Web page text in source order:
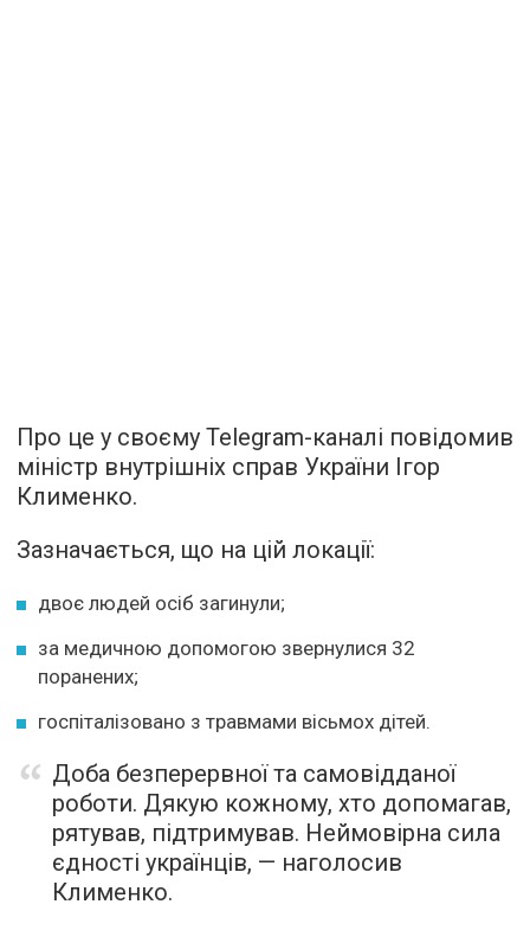
Про це у своєму Telegram-каналі повідомив
міністр внутрішніх справ України Ігор
Клименко.
Зазначається, що на цій локації:
двоє людей осіб загинули;
за медичною допомогою звернулися 32
поранених;
госпіталізовано з травмами вісьмох дітей.
Доба безперервної та самовідданої
роботи. Дякую кожному, хто допомагав,
рятував, підтримував. Неймовірна сила
єдності українців, — наголосив
Клименко.